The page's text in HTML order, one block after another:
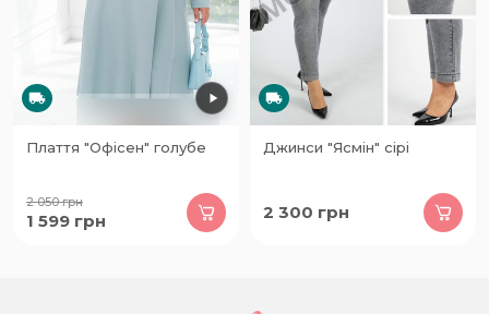
Плаття "Офісен" голубе
2 050грн
1 599 грн
Джинси "Ясмін" сірі
2 300 грн